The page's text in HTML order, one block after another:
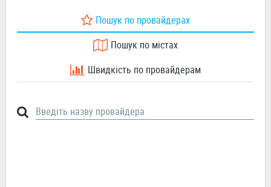
Пошук по провайдерах
Пошук по містах
Швидкість по провайдерам
Введіть назву провайдера